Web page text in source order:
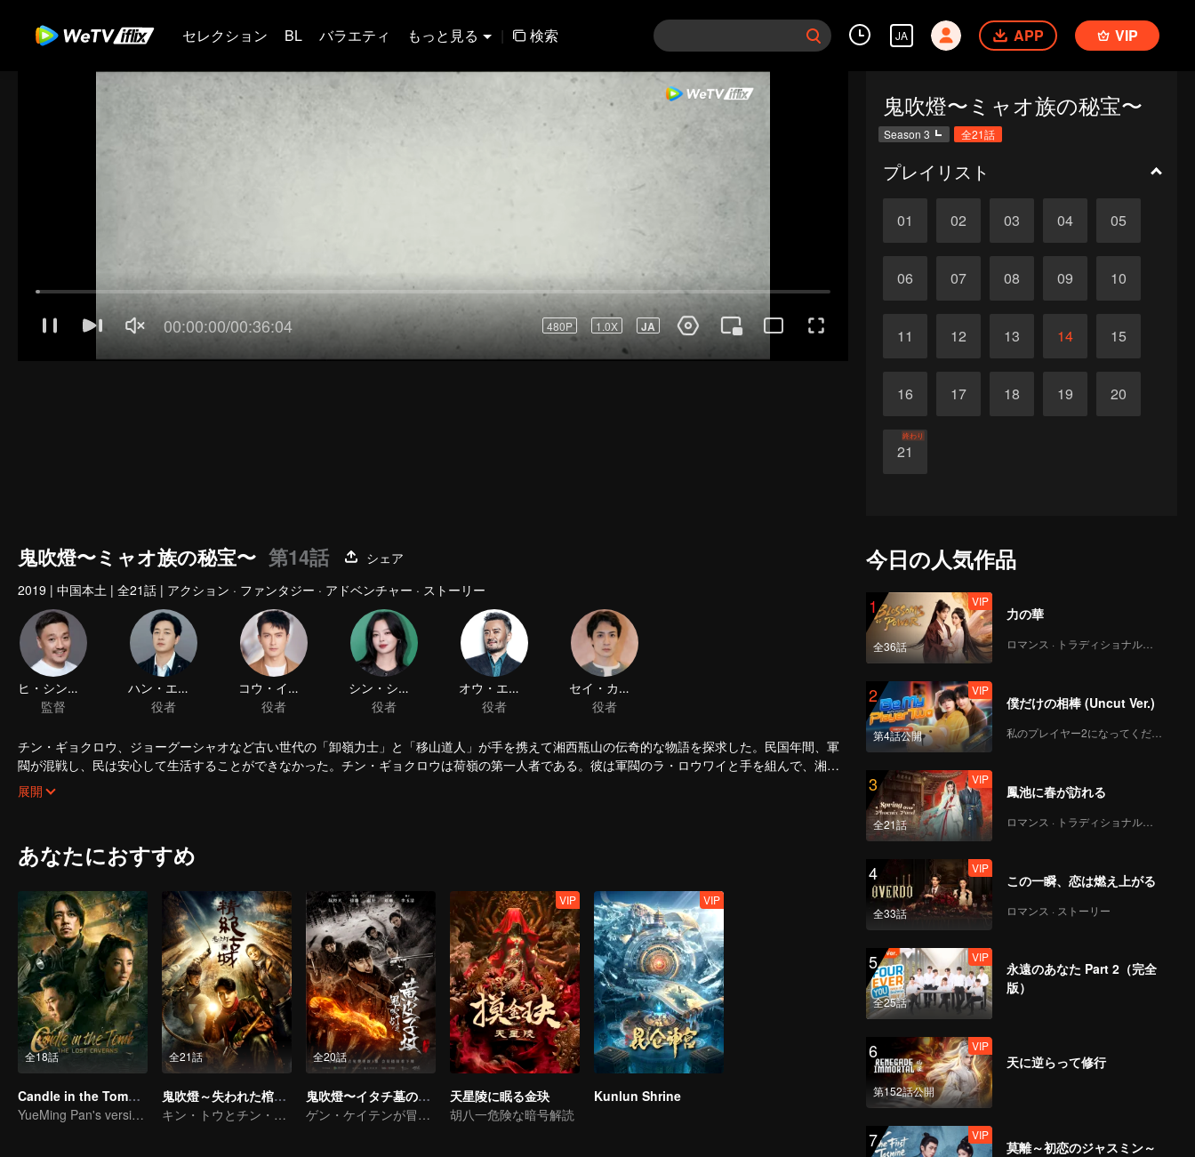
セレクション BL バラエティ もっと見る | 検索 JA APP VIP
鬼吹燈〜ミャオ族の秘宝〜
Season 3 全21話
プレイリスト
01 02 03 04 05
06 07 08 09 10
11 12 13 14 15
16 17 18 19 20
21
終わり
鬼吹燈〜ミャオ族の秘宝〜 第14話
シェア
2019 | 中国本土 | 全21話 | アクション · ファンタジー · アドベンチャー · ストーリー
チン・ギョクロウ、ジョーグーシャオなど古い世代の「卸嶺力士」と「移山道人」が手を携えて湘西瓶山の伝奇的な物語を探求した。民国年間、軍
閥が混戦し、民は安心して生活することができなかった。チン・ギョクロウは荷嶺の第一人者である。彼は軍閥のラ・ロウワイと手を組んで、湘西
瓶山に入って元墓を探検した。途中で山道の運ぶ人ジョーグーシャオに出くわした。山を運ぶのは昔から財物ではなく、一族の呪いを解く塵珠を探
すためだけだった。一度も手を染められたことのない元の大墓に入るために、移山、卸嶺の両大派がここで同盟を結んだ。
展開
あなたにおすすめ
全18話
Candle in the Tomb: The Lost Caverns
YueMing Pan's version of Hu Bayi leads the adventure
全21話
鬼吹燈～失われた棺の謎～
キン・トウとチン・キョウオン探険の旅を始めた
全20話
鬼吹燈〜イタチ墓の呪い〜
ゲン・ケイテンが冒険団と危険地で生存を求め
VIP
天星陵に眠る金玦
胡八一危険な暗号解読
VIP
Kunlun Shrine
今日の人気作品
1
全36話
VIP
力の華
ロマンス · トラディショナル・コスチューム
2
第4話公開
VIP
僕だけの相棒 (Uncut Ver.)
私のプレイヤー2になってください
3
全21話
VIP
鳳池に春が訪れる
ロマンス · トラディショナル・コスチューム
4
全33話
VIP
この一瞬、恋は燃え上がる
ロマンス · ストーリー
5
全25話
VIP
永遠のあなた Part 2（完全
版）
6
第152話公開
VIP
天に逆らって修行
7 VIP
莫離～初恋のジャスミン～